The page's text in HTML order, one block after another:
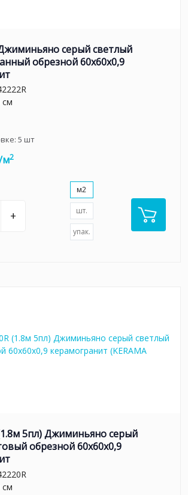
серый светлый
обрезной 60х60x0,9
см
5 шт
м2
+
м2
шт.
упак.
5пл) Джиминьяно серый
обрезной 60х60x0,9
см